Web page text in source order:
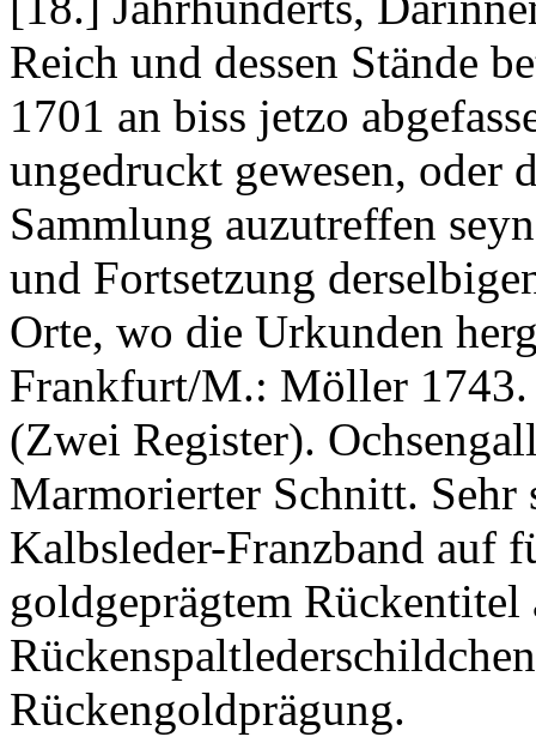
Reich und dessen Stände
1701 an biss jetzo
ungedruckt gewesen, oder
Sammlung auzutreffen
und Fortsetzung
Orte, wo die Urkunden
Frankfurt/M.: Möller 1743.
(Zwei Register).
Marmorierter Schnitt. Sehr
Kalbsleder-Franzband auf
goldgeprägtem
Rückengoldprägung.